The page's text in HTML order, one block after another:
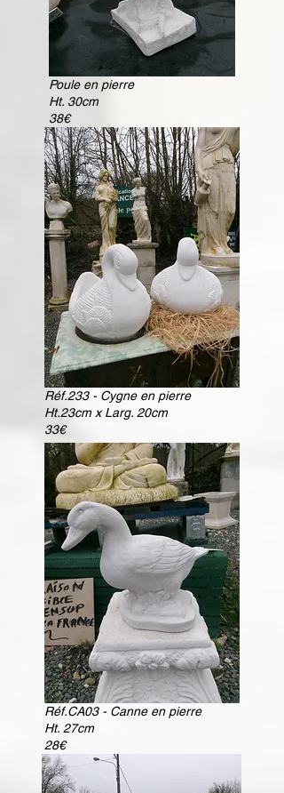
Poule en pierre
Ht. 30cm
38€
Réf.233 - Cygne en pierre
Ht.23cm x Larg. 20cm
33€
Réf.CA03 - Canne en pierre
Ht. 27cm
28€